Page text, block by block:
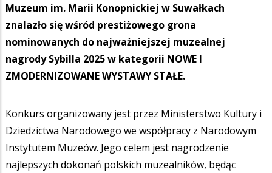
Muzeum im. Marii Konopnickiej w Suwałkach
znalazło się wśród prestiżowego grona
nominowanych do najważniejszej muzealnej
nagrody Sybilla 2025 w kategorii NOWE I
ZMODERNIZOWANE WYSTAWY STAŁE.
Konkurs organizowany jest przez Ministerstwo Kultury i
Dziedzictwa Narodowego we współpracy z Narodowym
Instytutem Muzeów. Jego celem jest nagrodzenie
najlepszych dokonań polskich muzealników, będąc